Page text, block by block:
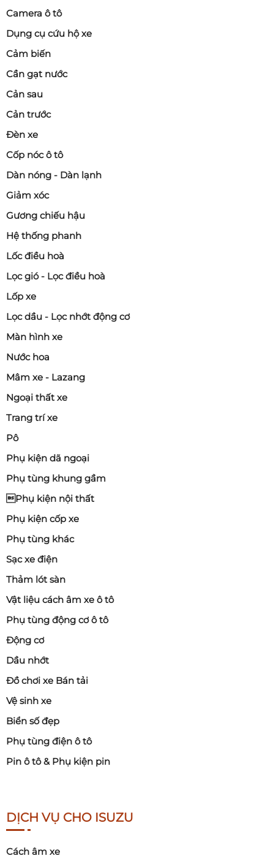
Camera ô tô
Dụng cụ cứu hộ xe
Cảm biến
Cần gạt nước
Cản sau
Cản trước
Đèn xe
Cốp nóc ô tô
Dàn nóng - Dàn lạnh
Giảm xóc
Gương chiếu hậu
Hệ thống phanh
Lốc điều hoà
Lọc gió - Lọc điều hoà
Lốp xe
Lọc dầu - Lọc nhớt động cơ
Màn hình xe
Nước hoa
Mâm xe - Lazang
Ngoại thất xe
Trang trí xe
Pô
Phụ kiện dã ngoại
Phụ tùng khung gầm
Phụ kiện nội thất
Phụ kiện cốp xe
Phụ tùng khác
Sạc xe điện
Thảm lót sàn
Vật liệu cách âm xe ô tô
Phụ tùng động cơ ô tô
Động cơ
Dầu nhớt
Đồ chơi xe Bán tải
Vệ sinh xe
Biển số đẹp
Phụ tùng điện ô tô
Pin ô tô & Phụ kiện pin
DỊCH VỤ CHO ISUZU
Cách âm xe